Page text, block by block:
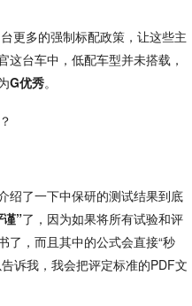
更多的强制标配政策，让这些主
这台车中，低配车型并未搭载，
G优秀。
绍了一下中保研的测试结果到底
谨”了，因为如果将所有试验和评
了，而且其中的公式会直接“秒
诉我，我会把评定标准的PDF文